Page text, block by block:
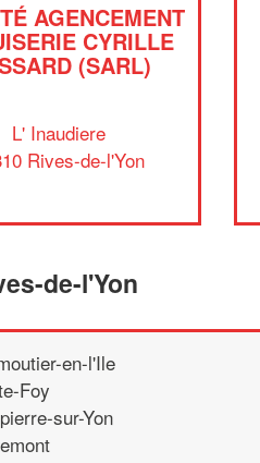
AGENCEMENT
CYRILLE
(SARL)
L' Inaudiere
Rives-de-l'Yon
de-l'Yon
en-l'Ile
Foy
sur-Yon